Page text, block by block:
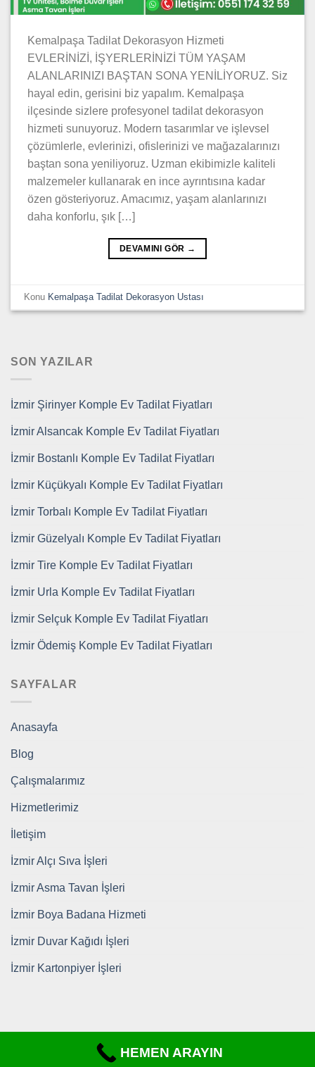
Kemalpaşa Tadilat Dekorasyon Hizmeti
EVLERİNİZİ, İŞYERLERİNİZİ TÜM YAŞAM
ALANLARINIZI BAŞTAN SONA YENİLİYORUZ. Siz
hayal edin, gerisini biz yapalım. Kemalpaşa
ilçesinde sizlere profesyonel tadilat dekorasyon
hizmeti sunuyoruz. Modern tasarımlar ve işlevsel
çözümlerle, evlerinizi, ofislerinizi ve mağazalarınızı
baştan sona yeniliyoruz. Uzman ekibimizle kaliteli
malzemeler kullanarak en ince ayrıntısına kadar
özen gösteriyoruz. Amacımız, yaşam alanlarınızı
daha konforlu, şık […]
DEVAMINI GÖR →
Konu Kemalpaşa Tadilat Dekorasyon Ustası
SON YAZILAR
İzmir Şirinyer Komple Ev Tadilat Fiyatları
İzmir Alsancak Komple Ev Tadilat Fiyatları
İzmir Bostanlı Komple Ev Tadilat Fiyatları
İzmir Küçükyalı Komple Ev Tadilat Fiyatları
İzmir Torbalı Komple Ev Tadilat Fiyatları
İzmir Güzelyalı Komple Ev Tadilat Fiyatları
İzmir Tire Komple Ev Tadilat Fiyatları
İzmir Urla Komple Ev Tadilat Fiyatları
İzmir Selçuk Komple Ev Tadilat Fiyatları
İzmir Ödemiş Komple Ev Tadilat Fiyatları
SAYFALAR
Anasayfa
Blog
Çalışmalarımız
Hizmetlerimiz
İletişim
İzmir Alçı Sıva İşleri
İzmir Asma Tavan İşleri
İzmir Boya Badana Hizmeti
İzmir Duvar Kağıdı İşleri
İzmir Kartonpiyer İşleri
Copyright 2026 © https://www.tadilatdekorizmir.com/
HEMEN ARAYIN